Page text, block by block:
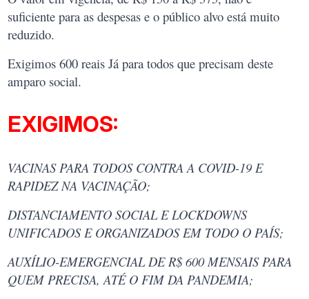
suficiente para as despesas e o público alvo está muito
reduzido.
Exigimos 600 reais Já para todos que precisam deste
amparo social.
EXIGIMOS:
VACINAS PARA TODOS CONTRA A COVID-19 E
RAPIDEZ NA VACINAÇÃO;
DISTANCIAMENTO SOCIAL E LOCKDOWNS
UNIFICADOS E ORGANIZADOS EM TODO O PAÍS;
AUXÍLIO-EMERGENCIAL DE R$ 600 MENSAIS PARA
QUEM PRECISA, ATÉ O FIM DA PANDEMIA;